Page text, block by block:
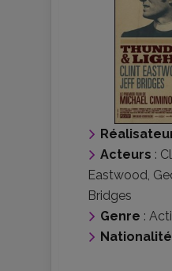
Acteurs :
Eastwood,
Bridges
Genre :
Nationalité